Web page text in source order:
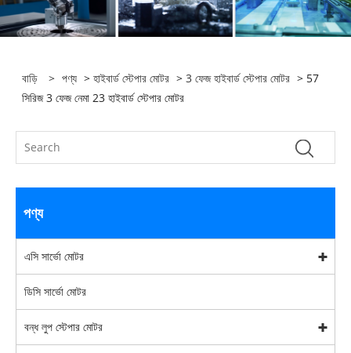
বাড়ি > পণ্য >হাইবার্ড স্টেপার মোটর >3 ফেজ হাইবার্ড স্টেপার মোটর > 57
সিরিজ 3 ফেজ নেমা 23 হাইবার্ড স্টেপার মোটর
পণ্য
এসি সার্ভো মোটর
ডিসি সার্ভো মোটর
বন্ধ লুপ স্টেপার মোটর